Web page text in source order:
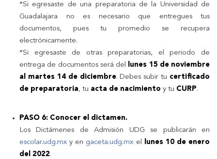
*Si egresaste de una preparatoria de la Universidad de
Guadalajara no es necesario que entregues tus
documentos, pues tu promedio se recupera
electrónicamente.
*Si egresaste de otras preparatorias, el periodo de
entrega de documentos será del lunes 15 de noviembre
al martes 14 de diciembre. Debes subir tu certificado
de preparatoria, tu acta de nacimiento y tu CURP.
PASO 6: Conocer el dictamen.
Los Dictámenes de Admisión UDG se publicarán en
escolar.udg.mx y en gaceta.udg.mx el lunes 10 de enero
del 2022.